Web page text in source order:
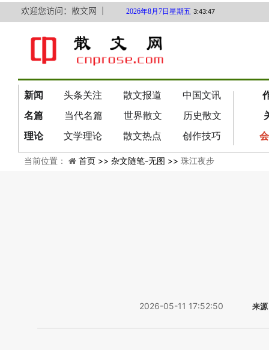
欢迎您访问：散文网 ｜
新闻 头条关注 散文报道 中国文讯
名篇
当代名篇 世界散文 历史散文
理论
文学理论 散文热点 创作技巧
2026年8月7日星期五 3:43:48
当前位置： 首页 >> 杂文随笔-无图 >> 珠江夜步
2026-05-11 17:52:50 来